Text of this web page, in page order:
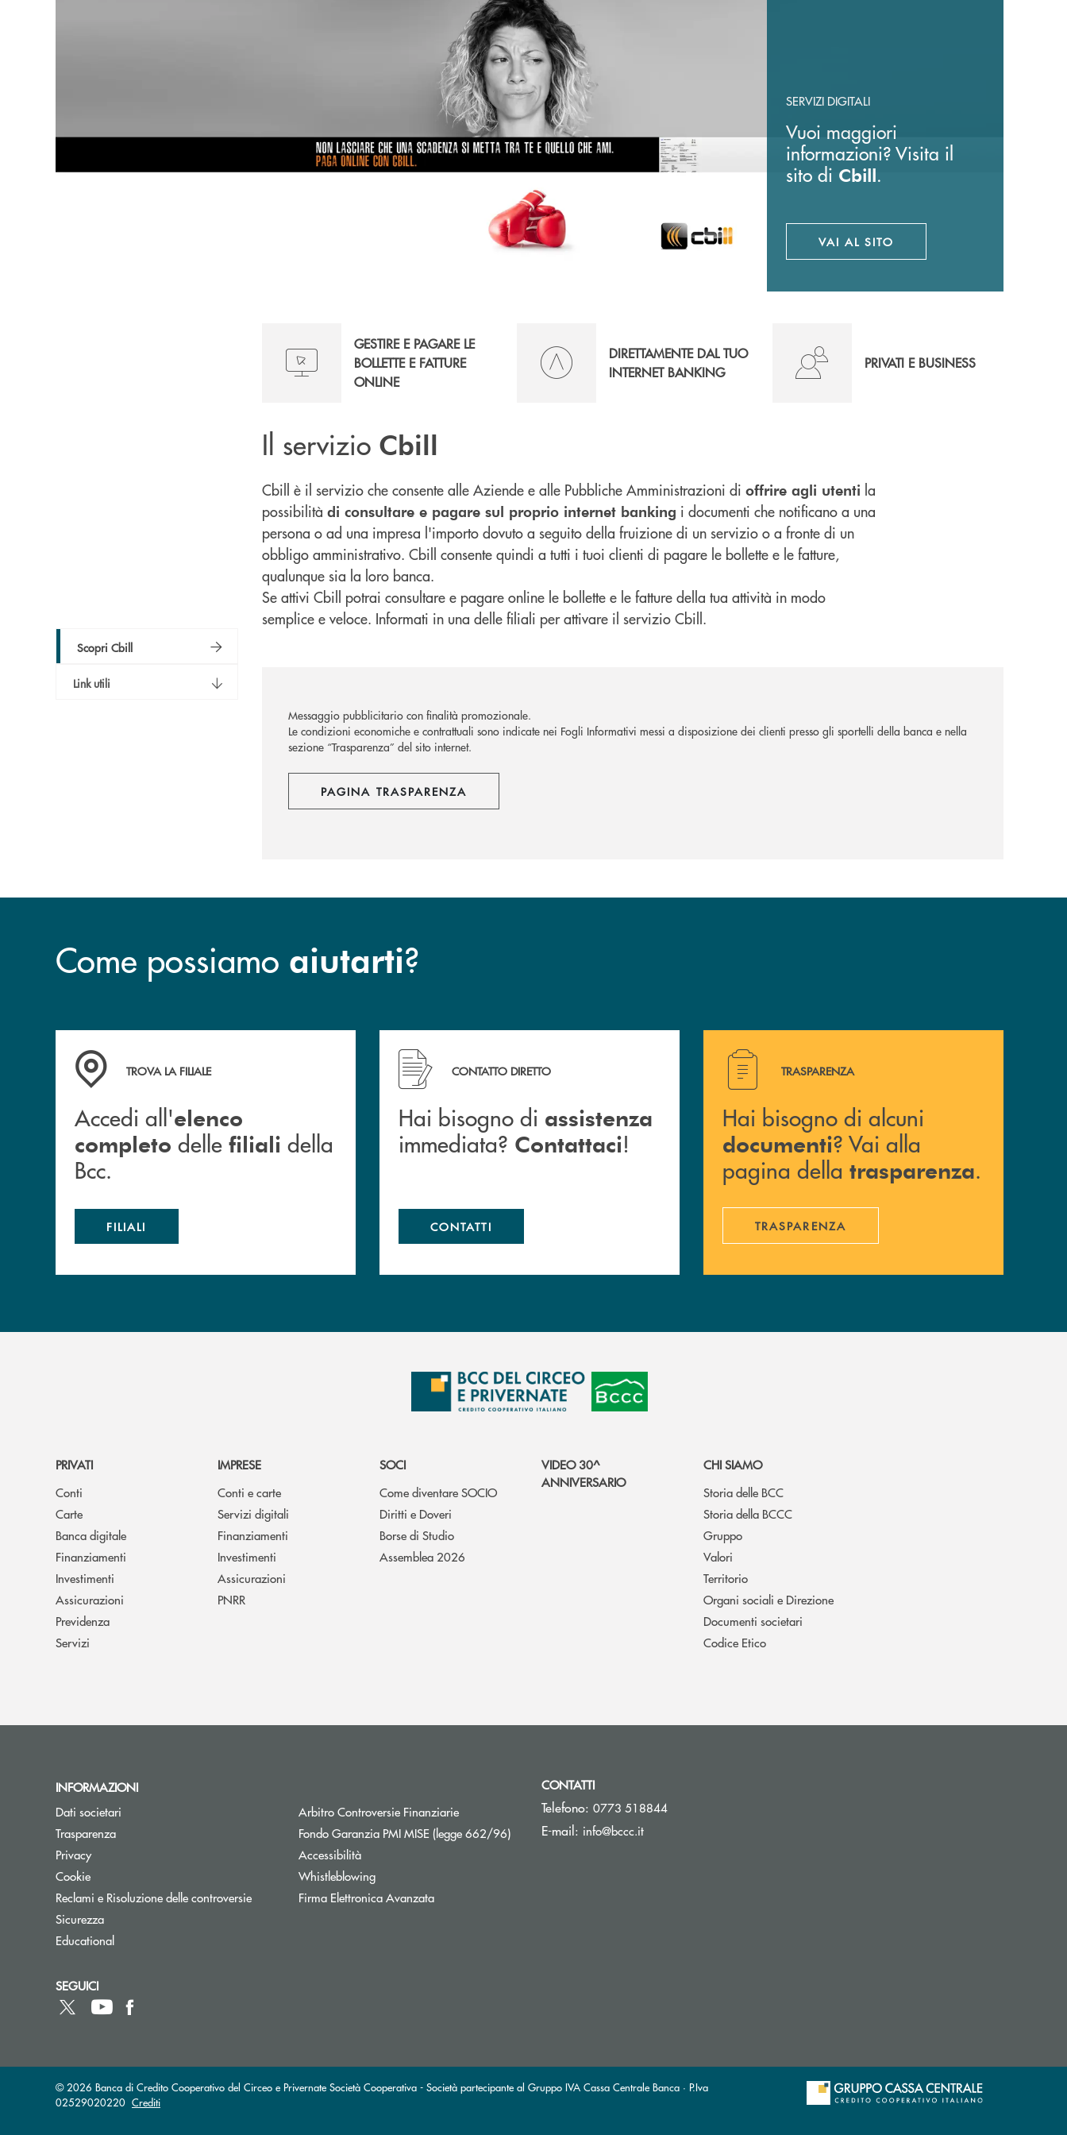
SERVIZI DIGITALI
Vuoi maggiori
informazioni? Visita il
sito di Cbill.
VAI AL SITOAPRE UNA NUOVA FINESTRA
Scopri Cbill
Link utili
GESTIRE E PAGARE LE
BOLLETTE E FATTURE
ONLINE
DIRETTAMENTE DAL TUO
INTERNET BANKING
PRIVATI E BUSINESS
Il servizio Cbill
Cbill è il servizio che consente alle Aziende e alle Pubbliche Amministrazioni di offrire agli utenti la
possibilità di consultare e pagare sul proprio internet banking i documenti che notificano a una
persona o ad una impresa l'importo dovuto a seguito della fruizione di un servizio o a fronte di un
obbligo amministrativo. Cbill consente quindi a tutti i tuoi clienti di pagare le bollette e le fatture,
qualunque sia la loro banca.
Se attivi Cbill potrai consultare e pagare online le bollette e le fatture della tua attività in modo
semplice e veloce. Informati in una delle filiali per attivare il servizio Cbill.
Messaggio pubblicitario con finalità promozionale.
Le condizioni economiche e contrattuali sono indicate nei Fogli Informativi messi a disposizione dei clienti presso gli sportelli della banca e nella
sezione “Trasparenza” del sito internet.
PAGINA TRASPARENZA
Come possiamo aiutarti?
Accedi all' elenco completo delle filiali della Bcc.
TROVA LA FILIALE
Accedi all'elenco
completo delle filiali della
Bcc.
FILIALI
Hai bisogno di assistenza immediata? Contattaci !
CONTATTO DIRETTO
Hai bisogno di assistenza
immediata? Contattaci!
CONTATTI
Hai bisogno di alcuni documenti ? Vai alla pagina della
TRASPARENZA
Hai bisogno di alcuni
documenti? Vai alla
pagina della trasparenza.
TRASPARENZA
PRIVATI
Conti
Carte
Banca digitale
Finanziamenti
Investimenti
Assicurazioni
Previdenza
Servizi
IMPRESE
Conti e carte
Servizi digitali
Finanziamenti
Investimenti
Assicurazioni
PNRR
SOCI
Come diventare SOCIO
Diritti e Doveri
Borse di Studio
Assemblea 2026
VIDEO 30^
ANNIVERSARIO
CHI SIAMO
Storia delle BCC
Storia della BCCC
Gruppo
Valori
Territorio
Organi sociali e Direzione
Documenti societari
Codice Etico
INFORMAZIONI
Dati societari
Trasparenza
Privacy
Cookie
Reclami e Risoluzione delle controversie
Sicurezza
Educational
Arbitro Controversie FinanziarieApre una nuova finestra
Fondo Garanzia PMI MISE (legge 662/96)Apre una nuova finestra
Accessibilità
Whistleblowing
Firma Elettronica Avanzata
CONTATTI
Telefono: 0773 518844
E-mail: info@bccc.it(si apre l’app di posta elettronica)
SEGUICI
© 2026 Banca di Credito Cooperativo del Circeo e Privernate Società Cooperativa - Società partecipante al Gruppo IVA Cassa Centrale Banca · P.Iva
02529020220 Crediti